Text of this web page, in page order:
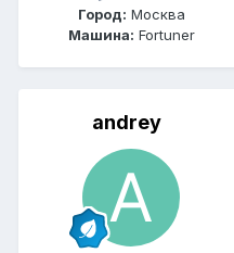
Город: Москва
Машина: Fortuner
andrey